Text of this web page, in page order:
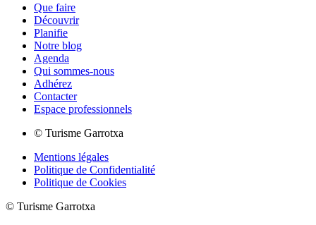
Que faire
Découvrir
Planifie
Notre blog
Agenda
Qui sommes-nous
Adhérez
Contacter
Espace professionnels
© Turisme Garrotxa
Mentions légales
Politique de Confidentialité
Politique de Cookies
© Turisme Garrotxa